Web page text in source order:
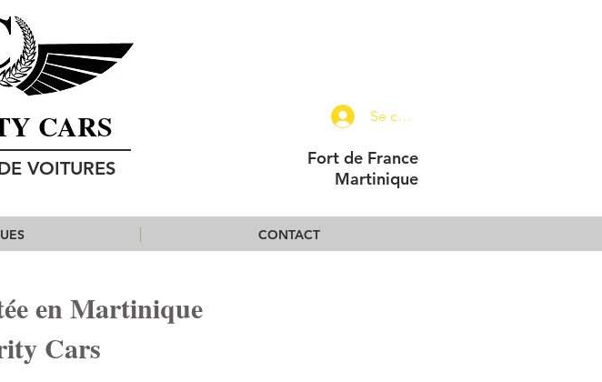
CARS
VOITURES
Se connecter
Fort de France
Martinique
CONTACT
en Martinique
Cars